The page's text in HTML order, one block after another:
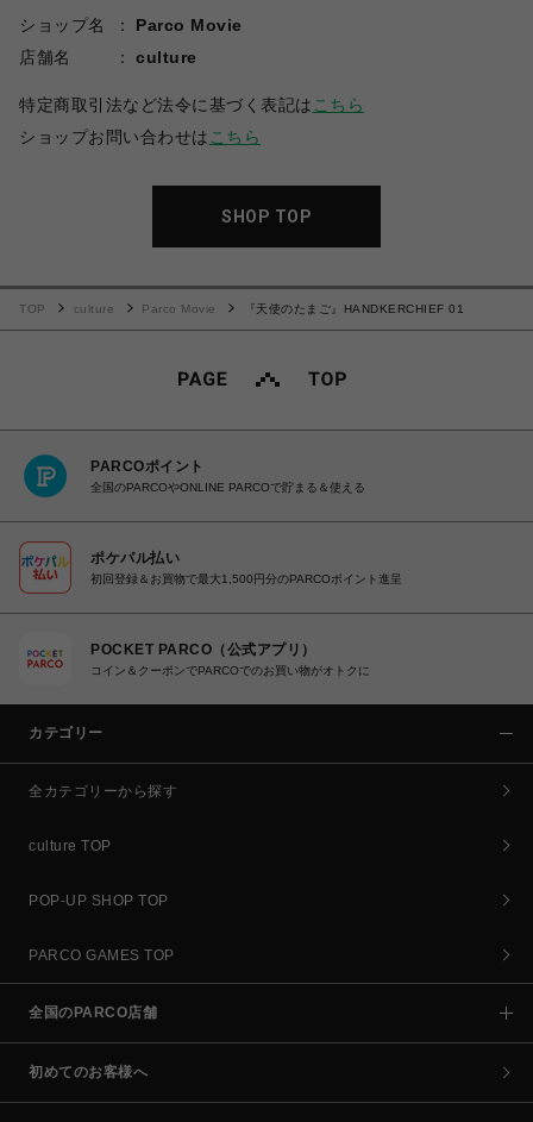
ショップ名
Parco Movie
店舗名
culture
特定商取引法など法令に基づく表記は こちら
ショップお問い合わせは こちら
SHOP TOP
TOP culture Parco Movie 『天使のたまご』HANDKERCHIEF 01
PARCOポイント
全国のPARCOやONLINE PARCOで貯まる＆使える
ポケパル払い
初回登録＆お買物で最大1,500円分のPARCOポイント進呈
POCKET PARCO（公式アプリ）
コイン＆クーポンでPARCOでのお買い物がオトクに
カテゴリー
全カテゴリーから探す
culture TOP
POP-UP SHOP TOP
PARCO GAMES TOP
全国のPARCO店舗
初めてのお客様へ